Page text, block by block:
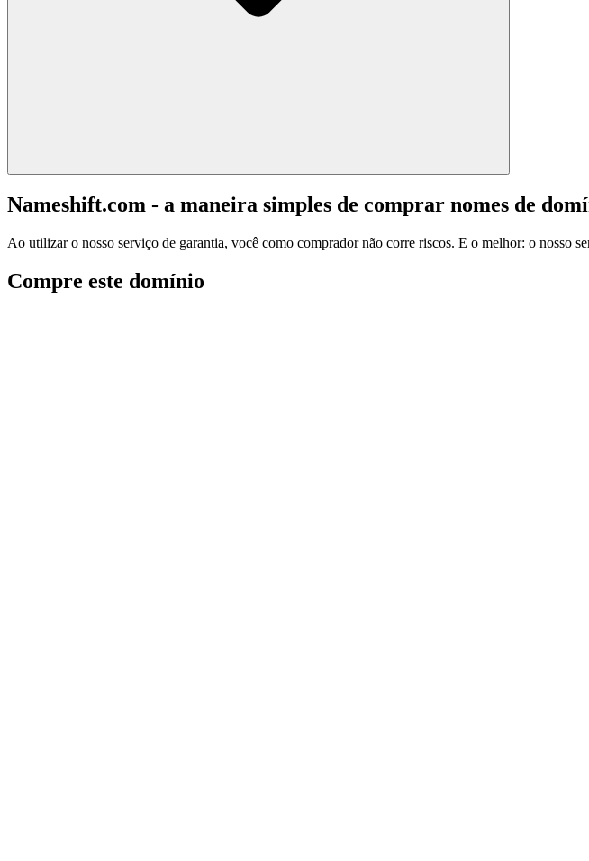
Nameshift.com - a maneira simples de comprar nomes de
Ao utilizar o nosso serviço de garantia, você como comprador não corre riscos. E o melhor: o nosso
Compre este domínio